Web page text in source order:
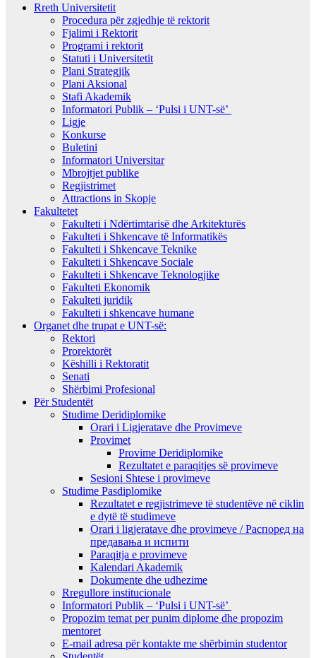
Rreth Universitetit
Procedura për zgjedhje të rektorit
Fjalimi i Rektorit
Programi i rektorit
Statuti i Universitetit
Plani Strategjik
Plani Aksional
Stafi Akademik
Informatori Publik – ‘Pulsi i UNT-së’
Ligje
Konkurse
Buletini
Informatori Universitar
Mbrojtjet publike
Regjistrimet
Attractions in Skopje
Fakultetet
Fakulteti i Ndërtimtarisë dhe Arkitekturës
Fakulteti i Shkencave të Informatikës
Fakulteti i Shkencave Teknike
Fakulteti i Shkencave Sociale
Fakulteti i Shkencave Teknologjike
Fakulteti Ekonomik
Fakulteti juridik
Fakulteti i shkencave humane
Organet dhe trupat e UNT-së:
Rektori
Prorektorët
Këshilli i Rektoratit
Senati
Shërbimi Profesional
Për Studentët
Studime Deridiplomike
Orari i Ligjeratave dhe Provimeve
Provimet
Provime Deridiplomike
Rezultatet e paraqitjes së provimeve
Sesioni Shtese i provimeve
Studime Pasdiplomike
Rezultatet e regjistrimeve të studentëve në ciklin
e dytë të studimeve
Orari i ligjeratave dhe provimeve / Распоред на
предавањa и испити
Paraqitja e provimeve
Kalendari Akademik
Dokumente dhe udhezime
Rregullore institucionale
Informatori Publik – ‘Pulsi i UNT-së’
Propozim temat per punim diplome dhe propozim
mentoret
E-mail adresa për kontakte me shërbimin studentor